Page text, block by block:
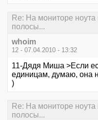
Re: На мониторе
полосы...
whoim
12 - 07.04.2010 - 13:32
11-Дядя Миша >Если
единицам, думаю, она
)
Re: На мониторе
полосы...